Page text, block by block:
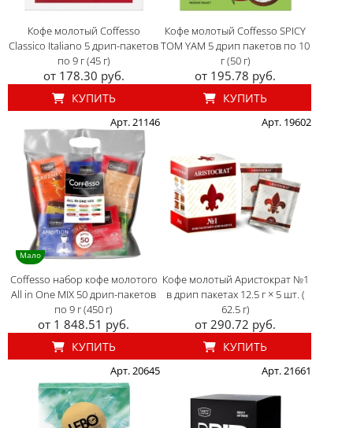
Кофе молотый Coffesso
Classico Italiano 5 дрип-пакетов
по 9 г (45 г)
от 178.30 руб.
КУПИТЬ
Кофе молотый Coffesso SPICY
TOM YAM 5 дрип пакетов по 10
г (50 г)
от 195.78 руб.
КУПИТЬ
Мало
Арт. 21146
Coffesso набор кофе молотого
All in One MIX 50 дрип-пакетов
по 9 г (450 г)
от 1 848.51 руб.
КУПИТЬ
Арт. 19602
Кофе молотый Аристократ №1
в дрип пакетах 12.5 г × 5 шт. (
62.5 г)
от 290.72 руб.
КУПИТЬ
Арт. 20645 Арт. 21661